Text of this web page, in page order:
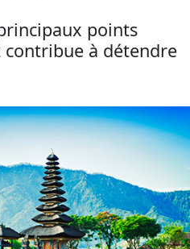
points
à détendre